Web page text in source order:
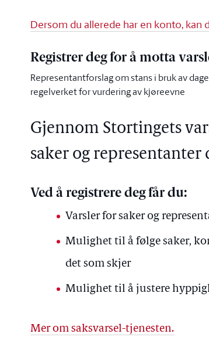
Dersom du allerede har en konto, kan
Registrer deg for å motta
Representantforslag om stans i bruk av
regelverket for vurdering av kjøreevne
Gjennom Stortingets
saker og representanter
Ved å registrere deg får du:
Varsler for saker og
Mulighet til å følge saker,
det som skjer
Mulighet til å justere
Mer om saksvarsel-tjenesten.